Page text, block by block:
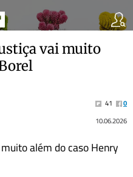
vai muito
41
0
10.06.2026
além do caso Henry